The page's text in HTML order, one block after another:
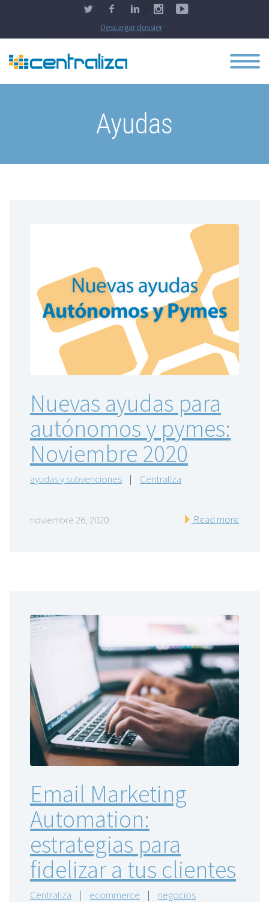
Descargar dossier
Ayudas
Nuevas ayudas para
autónomos y pymes:
Noviembre 2020
ayudas y subvenciones | Centraliza
noviembre 26, 2020 Read more
Email Marketing
Automation:
estrategias para
fidelizar a tus clientes
Centraliza | ecommerce | negocios